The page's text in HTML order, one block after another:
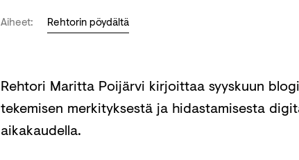
Aiheet: Rehtorin pöydältä
Rehtori Maritta Poijärvi kirjoittaa syyskuun
tekemisen merkityksestä ja hidastamisesta
aikakaudella.